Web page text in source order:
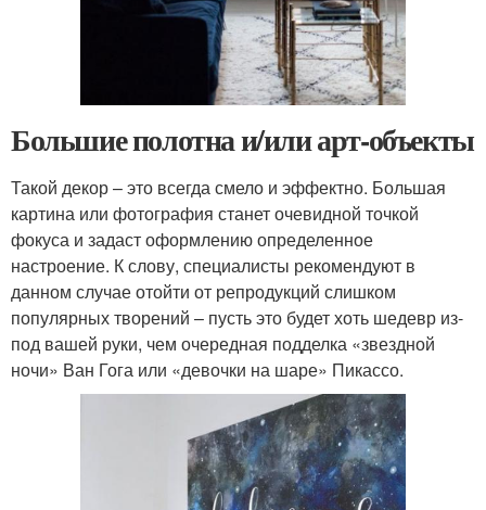
Большие полотна и/или арт-объекты
Такой декор – это всегда смело и эффектно. Большая
картина или фотография станет очевидной точкой
фокуса и задаст оформлению определенное
настроение. К слову, специалисты рекомендуют в
данном случае отойти от репродукций слишком
популярных творений – пусть это будет хоть шедевр из-
под вашей руки, чем очередная подделка «звездной
ночи» Ван Гога или «девочки на шаре» Пикассо.